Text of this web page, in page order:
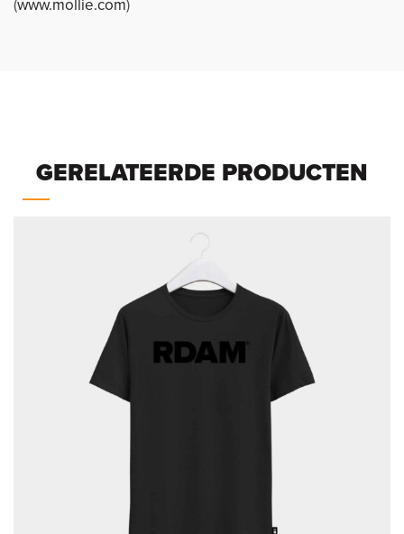
(www.mollie.com)
GERELATEERDE PRODUCTEN